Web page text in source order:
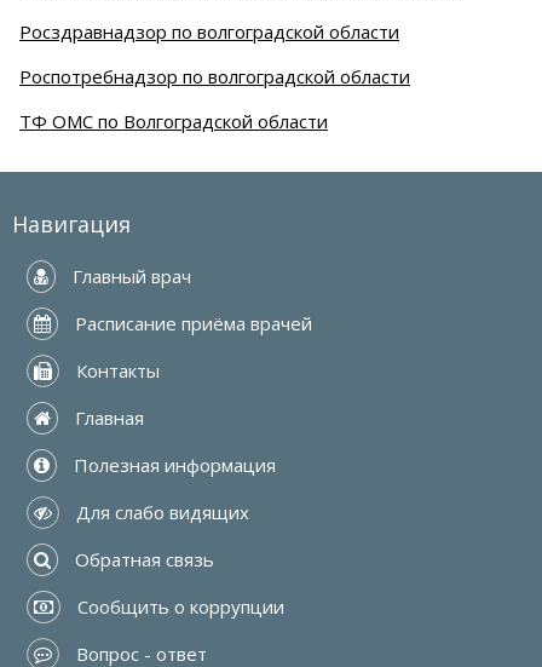
Росздравнадзор по волгоградской области
Роспотребнадзор по волгоградской области
ТФ ОМС по Волгоградской области
Навигация
Главный врач
Расписание приёма врачей
Контакты
Главная
Полезная информация
Для слабо видящих
Обратная связь
Сообщить о коррупции
Вопрос - ответ